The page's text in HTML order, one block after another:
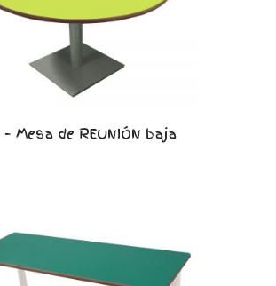
– Mesa de REUNIÓN baja